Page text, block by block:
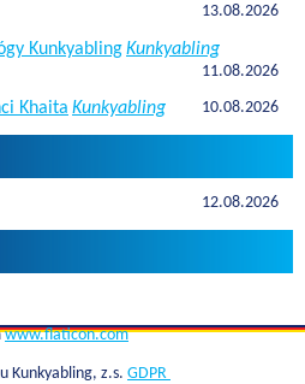
13.08.2026
KunkyablingKunkyabling
11.08.2026
Khaita Kunkyabling 10.08.2026
12.08.2026
www.flaticon.com
Kunkyabling, z.s. GDPR